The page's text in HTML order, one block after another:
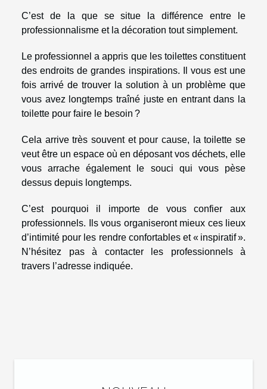
C’est de la que se situe la différence entre le
professionnalisme et la décoration tout simplement.
Le professionnel a appris que les toilettes constituent
des endroits de grandes inspirations. Il vous est une
fois arrivé de trouver la solution à un problème que
vous avez longtemps traîné juste en entrant dans la
toilette pour faire le besoin ?
Cela arrive très souvent et pour cause, la toilette se
veut être un espace où en déposant vos déchets, elle
vous arrache également le souci qui vous pèse
dessus depuis longtemps.
C’est pourquoi il importe de vous confier aux
professionnels. Ils vous organiseront mieux ces lieux
d’intimité pour les rendre confortables et « inspiratif ».
N’hésitez pas à contacter les professionnels à
travers l’adresse indiquée.